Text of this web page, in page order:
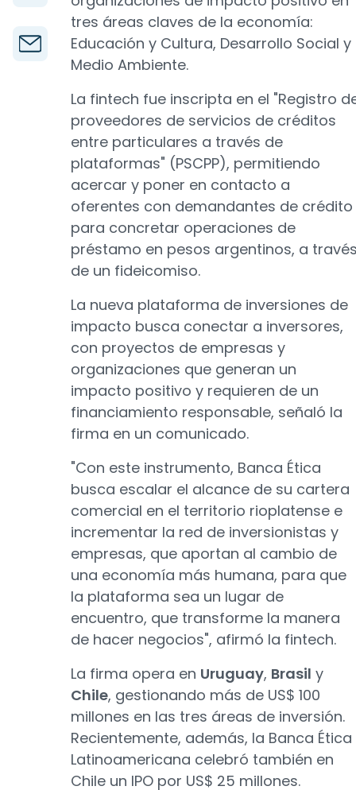
tres áreas claves de la economía:
Educación y Cultura, Desarrollo Social y
Medio Ambiente.
La fintech fue inscripta en el "Registro
proveedores de servicios de créditos
entre particulares a través de
plataformas" (PSCPP), permitiendo
acercar y poner en contacto a
oferentes con demandantes de crédito
para concretar operaciones de
préstamo en pesos argentinos, a
de un fideicomiso.
La nueva plataforma de inversiones de
impacto busca conectar a inversores,
con proyectos de empresas y
organizaciones que generan un
impacto positivo y requieren de un
financiamiento responsable, señaló la
firma en un comunicado.
"Con este instrumento, Banca Ética
busca escalar el alcance de su cartera
comercial en el territorio rioplatense e
incrementar la red de inversionistas y
empresas, que aportan al cambio de
una economía más humana, para que
la plataforma sea un lugar de
encuentro, que transforme la manera
de hacer negocios", afirmó la fintech.
La firma opera en Uruguay, Brasil y
Chile, gestionando más de US$ 100
millones en las tres áreas de inversión.
Recientemente, además, la Banca Ética
Latinoamericana celebró también en
Chile un IPO por US$ 25 millones.